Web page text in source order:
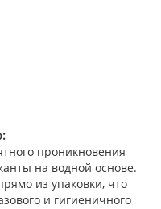
проникновения
на водной основе.
из упаковки, что
и гигиеничного